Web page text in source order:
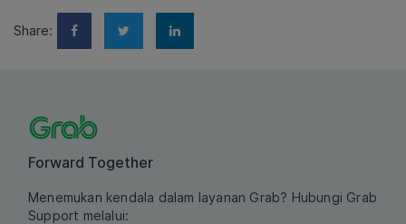
Share:
Forward Together
Menemukan kendala dalam layanan Grab? Hubungi Grab
Support melalui: